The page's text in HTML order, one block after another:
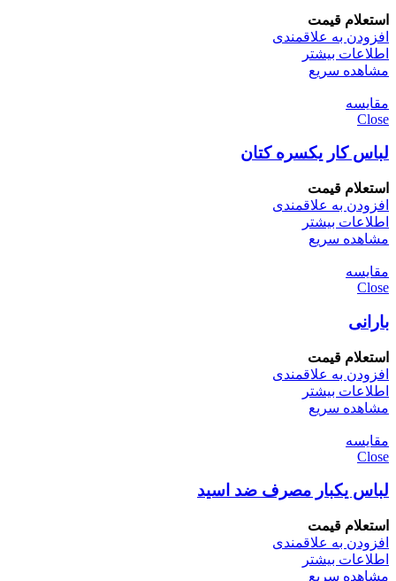
استعلام قیمت
افزودن به علاقمندی
اطلاعات بیشتر
مشاهده سریع
مقایسه
Close
لباس کار یکسره کتان
استعلام قیمت
افزودن به علاقمندی
اطلاعات بیشتر
مشاهده سریع
مقایسه
Close
بارانی
استعلام قیمت
افزودن به علاقمندی
اطلاعات بیشتر
مشاهده سریع
مقایسه
Close
لباس یکبار مصرف ضد اسید
استعلام قیمت
افزودن به علاقمندی
اطلاعات بیشتر
مشاهده سریع